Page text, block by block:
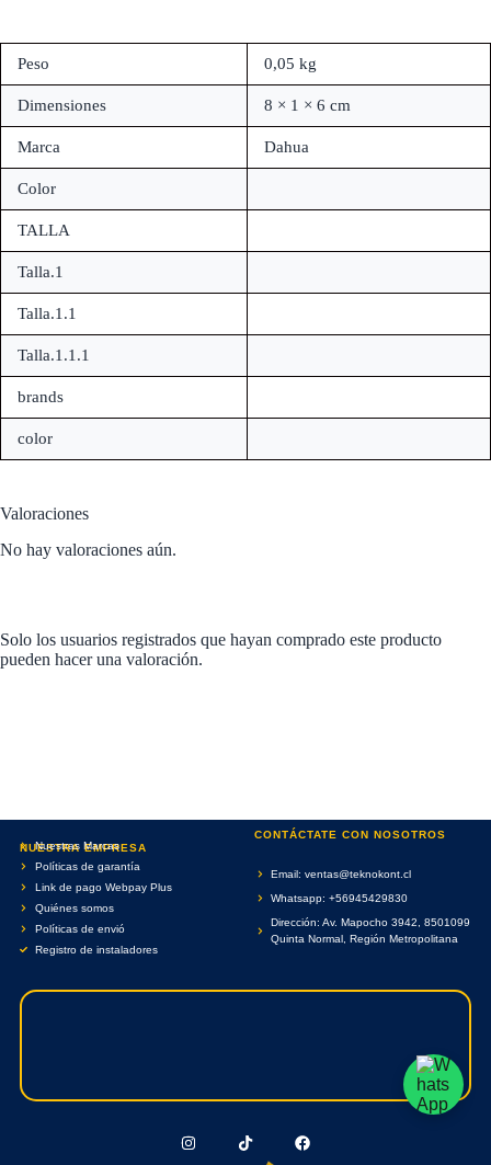
Peso 0,05 kg
Dimensiones 8 × 1 × 6 cm
Marca Dahua
Color
TALLA
Talla.1
Talla.1.1
Talla.1.1.1
brands
color
Valoraciones
No hay valoraciones aún.
Solo los usuarios registrados que hayan comprado este producto
pueden hacer una valoración.
NUESTRA EMPRESA
Nuestras Marcas
Políticas de garantía
Link de pago Webpay Plus
Quiénes somos
Políticas de envió
Registro de instaladores
CONTÁCTATE CON NOSOTROS
Email: ventas@teknokont.cl
Whatsapp: +56945429830
Dirección: Av. Mapocho 3942, 8501099
Quinta Normal, Región Metropolitana